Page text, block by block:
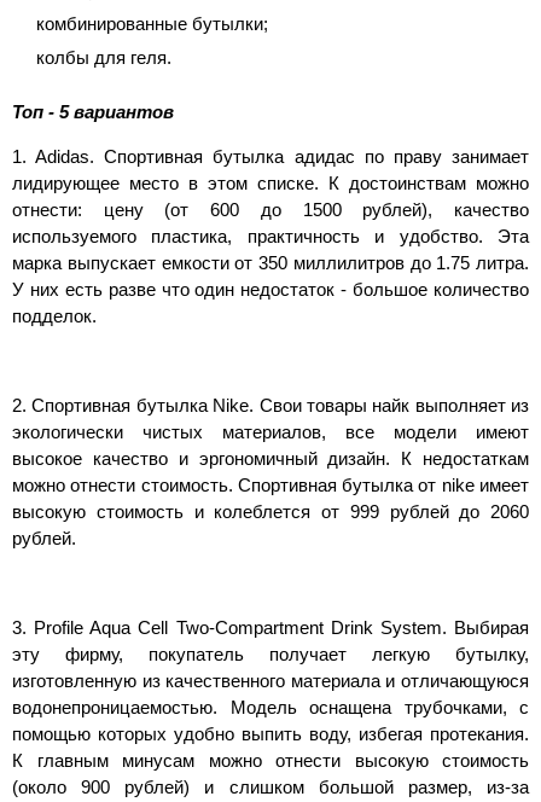
комбинированные бутылки;
колбы для геля.
Топ - 5 вариантов
1. Adidas. Спортивная бутылка адидас по праву занимает
лидирующее место в этом списке. К достоинствам можно
отнести: цену (от 600 до 1500 рублей), качество
используемого пластика, практичность и удобство. Эта
марка выпускает емкости от 350 миллилитров до 1.75 литра.
У них есть разве что один недостаток - большое количество
подделок.
2. Спортивная бутылка Nike. Свои товары найк выполняет из
экологически чистых материалов, все модели имеют
высокое качество и эргономичный дизайн. К недостаткам
можно отнести стоимость. Спортивная бутылка от nike имеет
высокую стоимость и колеблется от 999 рублей до 2060
рублей.
3. Profile Aqua Cell Two-Compartment Drink System. Выбирая
эту фирму, покупатель получает легкую бутылку,
изготовленную из качественного материала и отличающуюся
водонепроницаемостью. Модель оснащена трубочками, с
помощью которых удобно выпить воду, избегая протекания.
К главным минусам можно отнести высокую стоимость
(около 900 рублей) и слишком большой размер, из-за